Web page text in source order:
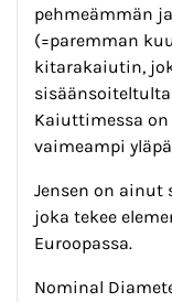
pehmeämmän
(=paremman
kitarakaiutin,
sisäänsoiteltulta
Kaiuttimessa
vaimeampi
Jensen on
joka tekee
Euroopassa.
Nominal